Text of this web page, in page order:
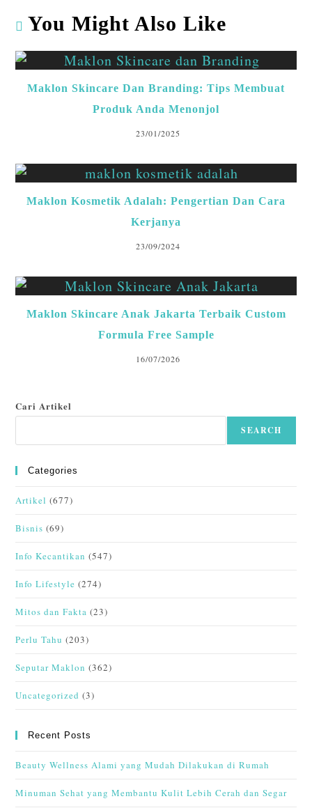
A
p
p
o
o
k
dI
n
ds bl
r
You Might Also Like
Maklon Skincare Dan Branding: Tips Membuat
Produk Anda Menonjol
23/01/2025
Maklon Kosmetik Adalah: Pengertian Dan Cara
Kerjanya
23/09/2024
Maklon Skincare Anak Jakarta Terbaik Custom
Formula Free Sample
16/07/2026
Cari Artikel
SEARCH
Categories
Artikel (677)
Bisnis (69)
Info Kecantikan (547)
Info Lifestyle (274)
Mitos dan Fakta (23)
Perlu Tahu (203)
Seputar Maklon (362)
Uncategorized (3)
Recent Posts
Beauty Wellness Alami yang Mudah Dilakukan di Rumah
Minuman Sehat yang Membantu Kulit Lebih Cerah dan Segar